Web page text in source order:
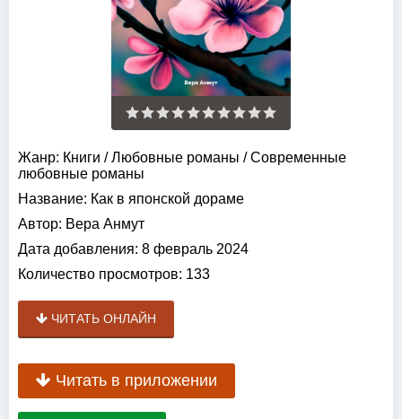
Жанр: Книги /Любовные романы /Современные
любовные романы
Название: Как в японской дораме
Автор: Вера Анмут
Дата добавления: 8 февраль 2024
Количество просмотров: 133
ЧИТАТЬ ОНЛАЙН
Читать в приложении